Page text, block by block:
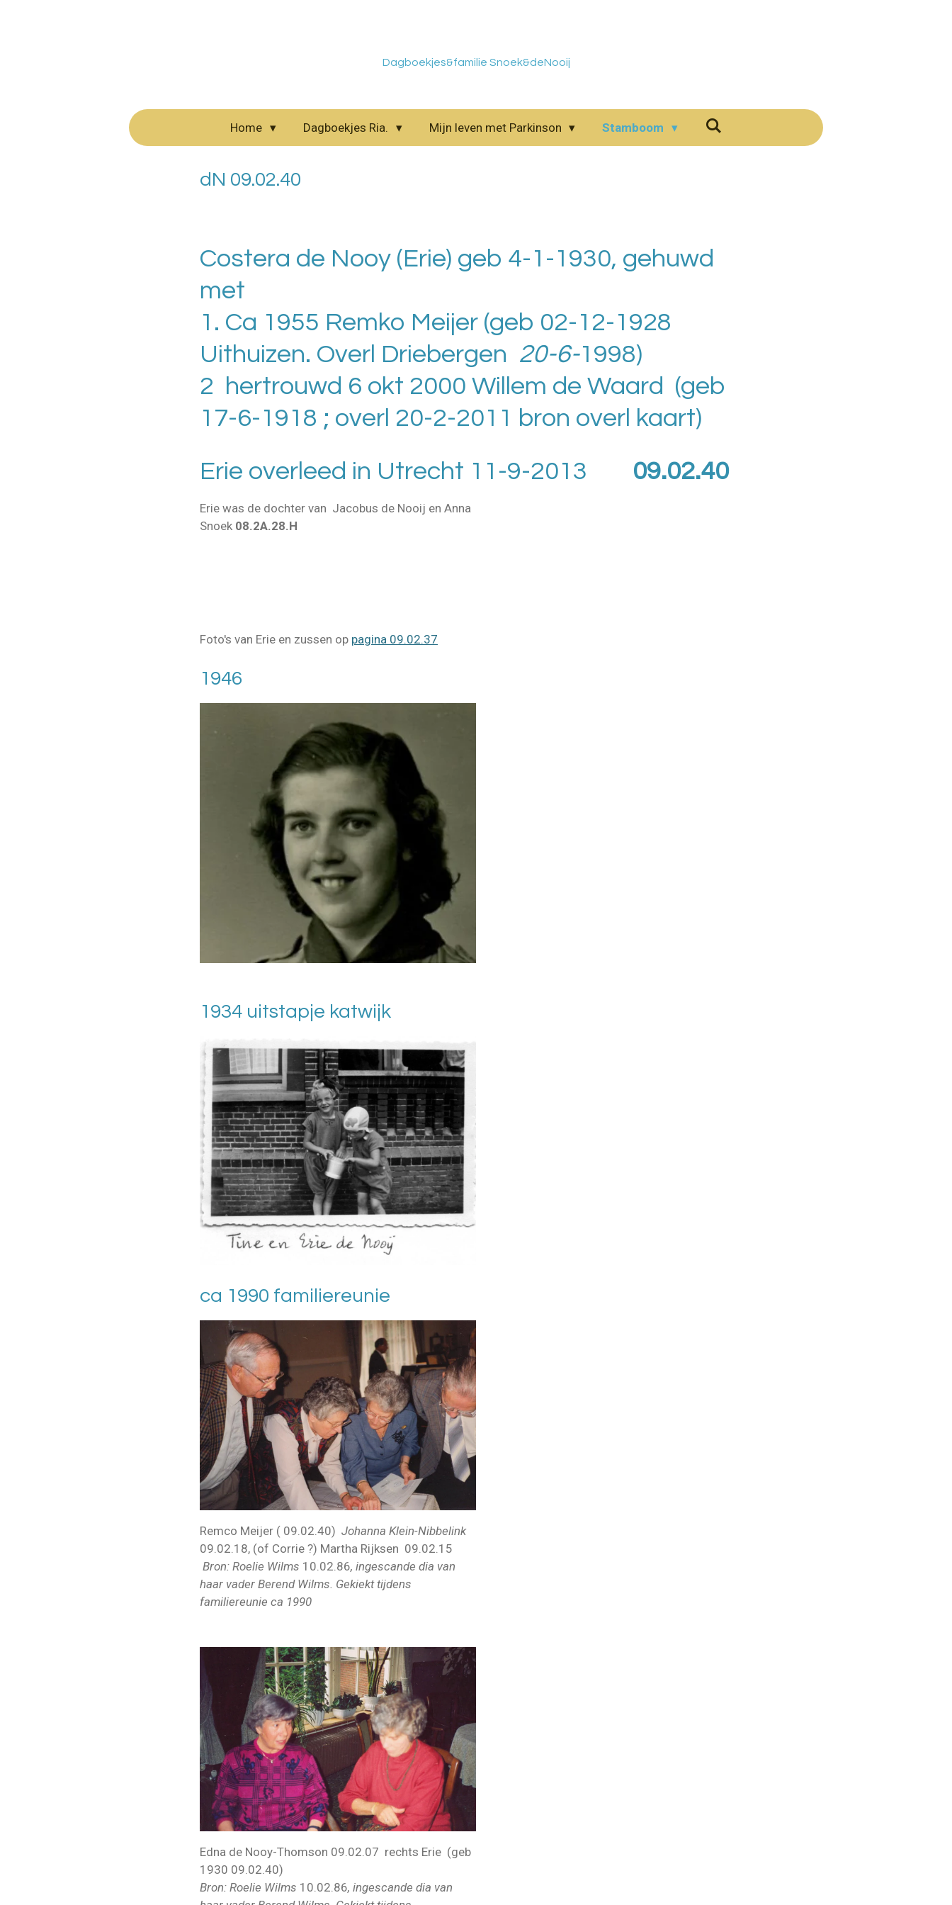
Dagboekjes&familie Snoek&deNooij
Home Dagboekjes Ria. Mijn leven met Parkinson Stamboom
dN 09.02.40
Costera de Nooy (Erie) geb 4-1-1930, gehuwd
met
1. Ca 1955 Remko Meijer (geb 02-12-1928
Uithuizen. Overl Driebergen 20-6-1998)
2 hertrouwd 6 okt 2000 Willem de Waard (geb
17-6-1918 ; overl 20-2-2011 bron overl kaart)
Erie overleed in Utrecht 11-9-2013 09.02.40
Erie was de dochter van Jacobus de Nooij en Anna
Snoek 08.2A.28.H
Foto's van Erie en zussen op pagina 09.02.37
1946
1934 uitstapje katwijk
ca 1990 familiereunie
Remco Meijer ( 09.02.40) Johanna Klein-Nibbelink
09.02.18, (of Corrie ?) Martha Rijksen 09.02.15
Bron: Roelie Wilms 10.02.86, ingescande dia van
haar vader Berend Wilms. Gekiekt tijdens
familiereunie ca 1990
Edna de Nooy-Thomson 09.02.07 rechts Erie (geb
1930 09.02.40)
Bron: Roelie Wilms 10.02.86, ingescande dia van